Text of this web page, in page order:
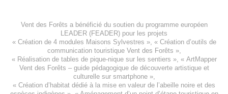
Vent des Forêts a bénéficié du soutien du programme européen
LEADER (FEADER) pour les projets
« Création de 4 modules Maisons Sylvestres », « Création d’outils de
communication touristique Vent des Forêts »,
« Réalisation de tables de pique-nique sur les sentiers », « ArtMapper
Vent des Forêts – guide pédagogique de découverte artistique et
culturelle sur smartphone »,
« Création d’habitat dédié à la mise en valeur de l’abeille noire et des